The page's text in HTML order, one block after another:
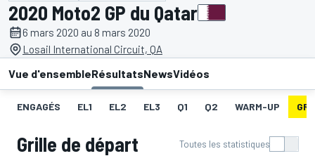
2020 Moto2 GP du Qatar
6 mars 2020 au 8 mars 2020
Losail International Circuit, QA
Vue d'ensembleRésultatsNewsVidéos
ENGAGÉS EL1 EL2 EL3 Q1 Q2 WARM-UP
Grille de départ Toutes les statistiques